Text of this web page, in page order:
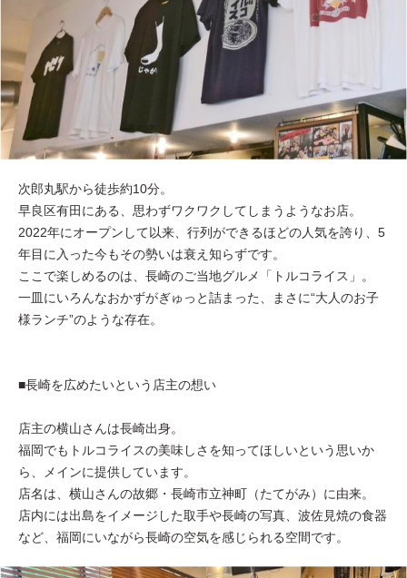
次郎丸駅から徒歩約10分。
早良区有田にある、思わずワクワクしてしまうようなお店。
2022年にオープンして以来、行列ができるほどの人気を誇り、5
年目に入った今もその勢いは衰え知らずです。
ここで楽しめるのは、長崎のご当地グルメ「トルコライス」。
一皿にいろんなおかずがぎゅっと詰まった、まさに“大人のお子
様ランチ”のような存在。
■長崎を広めたいという店主の想い
店主の横山さんは長崎出身。
福岡でもトルコライスの美味しさを知ってほしいという思いか
ら、メインに提供しています。
店名は、横山さんの故郷・長崎市立神町（たてがみ）に由来。
店内には出島をイメージした取手や長崎の写真、波佐見焼の食器
など、福岡にいながら長崎の空気を感じられる空間です。